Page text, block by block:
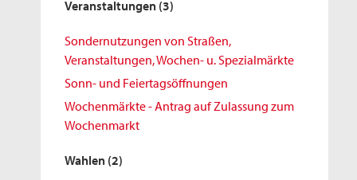
Veranstaltungen (3)
Sondernutzungen von Straßen,
Veranstaltungen, Wochen- u. Spezialmärkte
Sonn- und Feiertagsöffnungen
Wochenmärkte - Antrag auf Zulassung zum
Wochenmarkt
Wahlen (2)